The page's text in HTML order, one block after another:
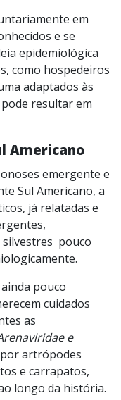
em
e se
epidemiológica
como hospedeiros
adaptados às
resultar em
Americano
emergente e
Sul Americano, a
já relatadas e
pouco
pouco
cuidados
as
e
artrópodes
e carrapatos,
longo da história.